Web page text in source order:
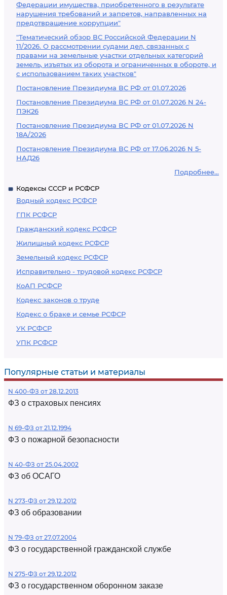
Федерации имущества, приобретенного в результате
нарушения требований и запретов, направленных на
предотвращение коррупции"
"Тематический обзор ВС Российской Федерации N
11/2026. О рассмотрении судами дел, связанных с
правами на земельные участки отдельных категорий
земель, изъятых из оборота и ограниченных в обороте, и
с использованием таких участков"
Постановление Президиума ВС РФ от 01.07.2026
Постановление Президиума ВС РФ от 01.07.2026 N 24-
ПЭК26
Постановление Президиума ВС РФ от 01.07.2026 N
18А/2026
Постановление Президиума ВС РФ от 17.06.2026 N 5-
НАД26
Подробнее...
Кодексы СССР и РСФСР
Водный кодекс РСФСР
ГПК РСФСР
Гражданский кодекс РСФСР
Жилищный кодекс РСФСР
Земельный кодекс РСФСР
Исправительно - трудовой кодекс РСФСР
КоАП РСФСР
Кодекс законов о труде
Кодекс о браке и семье РСФСР
УК РСФСР
УПК РСФСР
Популярные статьи и материалы
N 400-ФЗ от 28.12.2013
ФЗ о страховых пенсиях
N 69-ФЗ от 21.12.1994
ФЗ о пожарной безопасности
N 40-ФЗ от 25.04.2002
ФЗ об ОСАГО
N 273-ФЗ от 29.12.2012
ФЗ об образовании
N 79-ФЗ от 27.07.2004
ФЗ о государственной гражданской службе
N 275-ФЗ от 29.12.2012
ФЗ о государственном оборонном заказе